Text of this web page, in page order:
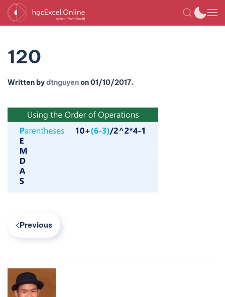
120
Written bydtnguyenon01/10/2017.
Previous